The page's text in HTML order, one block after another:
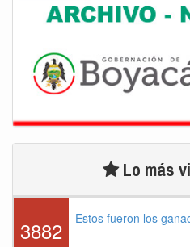
Lo más
3882 Estos fueron los